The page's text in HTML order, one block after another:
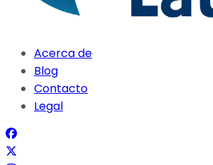
Acerca de
Blog
Contacto
Legal